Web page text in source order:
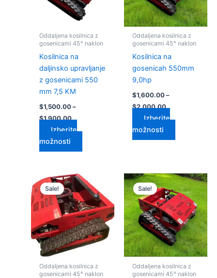
Oddaljena kosilnica z
gosenicami 45° naklon
Kosilnica na
daljinsko upravljanje
z gosenicami 550
mm 7,5 KM
$1,500.00 –
$1,900.00
Izberite
možnosti
Možnosti
lahko
na
izdelka
Oddaljena kosilnica z
gosenicami 45° naklon
Kosilnica na
gosenicah 550mm
9,0hp
$1,600.00 –
$2,000.00
Izberite
možnosti
Možnosti
lahko
na
izdelka
Sale!
Oddaljena kosilnica z
gosenicami 45° naklon
Cenovni
razpon:
od
$1,800.00
do
$2,200.00
Ta
izdelek
ima
več
različic.
Možnosti
lahko
na
Sale!
Oddaljena kosilnica z
gosenicami 45° naklon
Cenovni
razpon:
od
$2,700.00
do
$3,200.00
Ta
izdelek
ima
več
različic.
Možnosti
lahko
na